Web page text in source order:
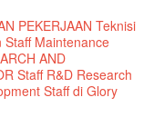
PEKERJAAN Teknisi
Maintenance
AND
Staff R&D Research
Staff di Glory